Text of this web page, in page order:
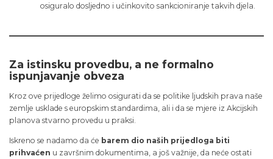
osiguralo dosljedno i učinkovito sankcioniranje takvih djela.
Za istinsku provedbu, a ne formalno
ispunjavanje obveza
Kroz ove prijedloge želimo osigurati da se politike ljudskih prava naše
zemlje usklade s europskim standardima, ali i da se mjere iz Akcijskih
planova stvarno provedu u praksi.
Iskreno se nadamo da će barem dio naših prijedloga biti
prihvaćen u završnim dokumentima, a još važnije, da neće ostati